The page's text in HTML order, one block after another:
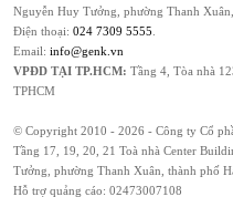
Nguyễn Huy Tưởng, phường Thanh
Điện thoại: 024 7309 5555
Email: info@genk.vn
VPĐD TẠI TP.HCM: Tầng 4, Tòa nhà
TPHCM
© Copyright 2010 - 2026 - Công ty Cổ
Tầng 17, 19, 20, 21 Toà nhà Center
Tưởng, phường Thanh Xuân, thành phố
Hỗ trợ quảng cáo: 02473007108